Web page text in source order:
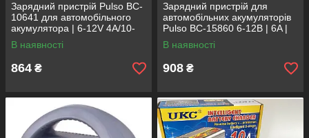
Зарядний пристрій Pulso BC-
10641 для автомобільного
акумулятора | 6-12V 4A/10-
60AH | світлодіод
В наявності
864 ₴
Зарядний пристрій для
автомобільних акумуляторів
Pulso BC-15860 6-12В | 6A |
15-80Ач | світлодіод
В наявності
908 ₴